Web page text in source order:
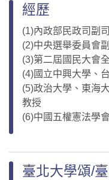
經歷
(1)內政部民政司副
(2)中央選舉委員會
(3)第二屆國民大會
(4)國立中興大學、
(5)政治大學、東海
教授
(6)中國五權憲法學
臺北大學頌/